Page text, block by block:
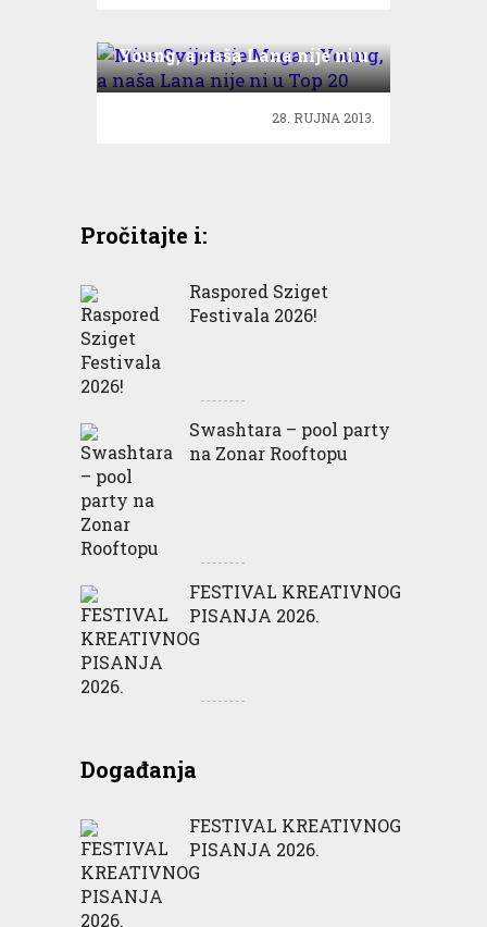
Young, a naša Lana nije ni u
Top 20
28. RUJNA 2013.
Pročitajte i:
Raspored Sziget
Festivala 2026!
Swashtara – pool party
na Zonar Rooftopu
FESTIVAL KREATIVNOG
PISANJA 2026.
Događanja
FESTIVAL KREATIVNOG
PISANJA 2026.